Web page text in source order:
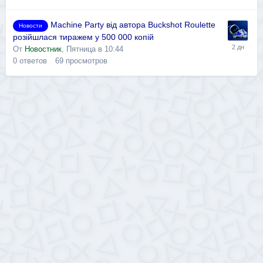
Новости
Machine Party від автора Buckshot Roulette
розійшлася тиражем у 500 000 копій
От Новостник Пятница в 10:44
0 ответов 69 просмотров